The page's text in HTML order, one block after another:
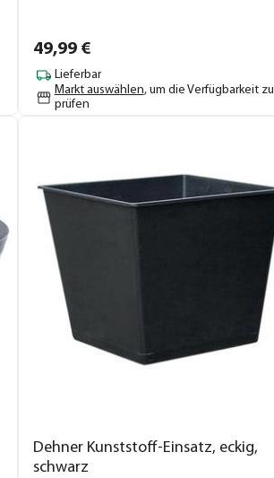
49,99€
Lieferbar
Markt auswählen, um die Verfügbarkeit zu
prüfen
Dehner Kunststoff-Einsatz, eckig,
schwarz